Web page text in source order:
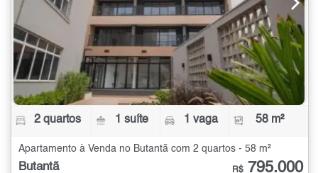
2 quartos 1 suíte 1 vaga 58 m²
Apartamento à Venda no Butantã com 2 quartos - 58 m²
Butantã R$ 795.000